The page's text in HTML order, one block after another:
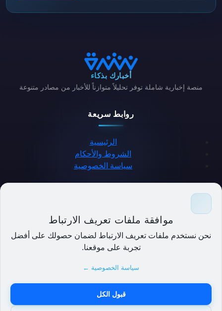
موافقة ملفات تعريف الارتباط
نحن نستخدم ملفات تعريف الارتباط لضمان حصولك على أفضل
تجربة على موقعنا.
سياسة الخصوصية ←
قبول الكل
أخبارك بذكاء
منصة إخبارية شاملة توفر تحليلاً متوازناً للأخبار من مصادر متنوعة
روابط سريعة
الرئيسية
الشروط والأحكام
سياسة الخصوصية